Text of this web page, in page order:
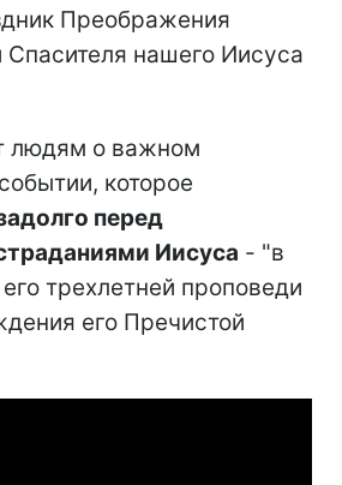
Преображения
Спасителя нашего Иисуса
людям о важном
которое
перед
Иисуса - "в
трехлетней проповеди
его Пречистой